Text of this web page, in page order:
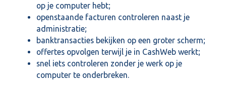
op je computer hebt;
openstaande facturen controleren naast je
administratie;
banktransacties bekijken op een groter scherm;
offertes opvolgen terwijl je in CashWeb werkt;
snel iets controleren zonder je werk op je
computer te onderbreken.